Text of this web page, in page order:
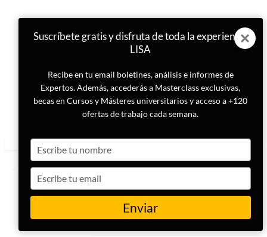
ETIQUETA
autosuficiencia
Suscríbete gratis y disfruta de toda la experiencia
LISA
Recibe en tu email boletines, análisis e informes de
Expertos. Además, accederás a Masterclass exclusivas,
becas en Cursos y Másteres universitarios y acceso a +120
ofertas de trabajo cada semana.
your
name
your
email
Enviar